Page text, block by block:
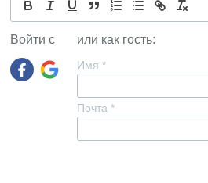
Войти с или как гость:
Имя *
Почта *